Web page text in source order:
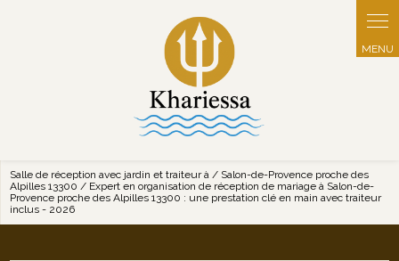
Salle de réception avec jardin et traiteur à / Salon-de-Provence proche des
Alpilles 13300 / Expert en organisation de réception de mariage à Salon-de-
Provence proche des Alpilles 13300 : une prestation clé en main avec traiteur
inclus - 2026